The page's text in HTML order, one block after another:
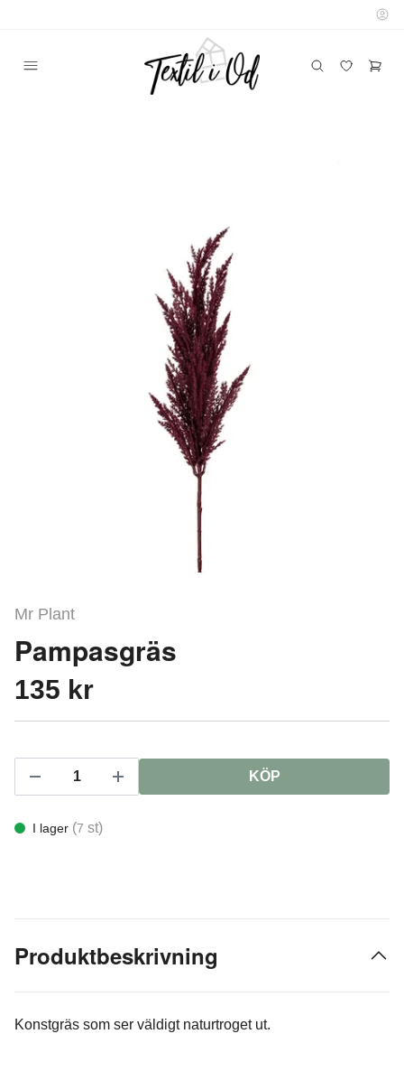
Mr Plant
Pampasgräs
135 kr
KÖP
I lager (7 st)
Produktbeskrivning
Konstgräs som ser väldigt naturtroget ut.